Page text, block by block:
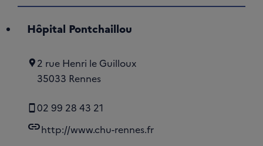
Hôpital Pontchaillou
2 rue Henri le Guilloux
35033 Rennes
02 99 28 43 21
linkhttp://www.chu-rennes.fr